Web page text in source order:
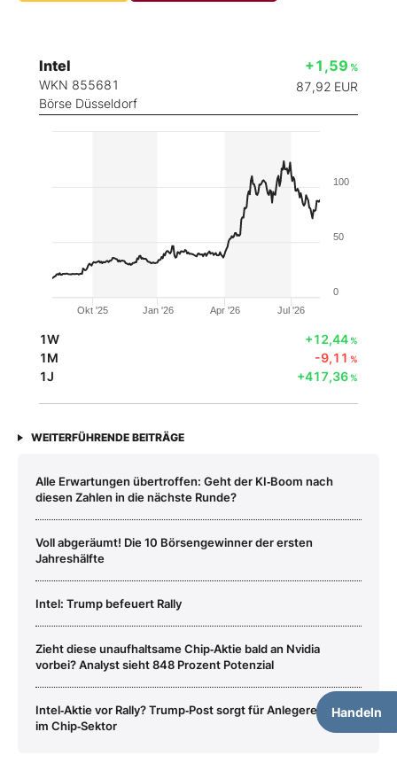
Intel
WKN 855681
Börse Düsseldorf
+1,59 %
87,92 EUR
Handeln
Okt '25 Jan '26 Apr '26 Jul '26
0
50
100
1W +12,44%
1M -9,11 %
1J +417,36%
WEITERFÜHRENDE BEITRÄGE
Alle Erwartungen übertroffen: Geht der KI‑Boom nach
diesen Zahlen in die nächste Runde?
Voll abgeräumt! Die 10 Börsengewinner der ersten
Jahreshälfte
Intel: Trump befeuert Rally
Zieht diese unaufhaltsame Chip‑Aktie bald an Nvidia
vorbei? Analyst sieht 848 Prozent Potenzial
Intel‑Aktie vor Rally? Trump‑Post sorgt für Anlegereuphorie
im Chip‑Sektor